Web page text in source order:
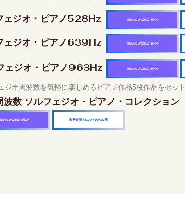
ェジオ・ピアノ528Hz RELAX WORLD SHOP
ェジオ・ピアノ639Hz RELAX WORLD SHOP
ェジオ・ピアノ963Hz RELAX WORLD SHOP
ジオ周波数を気軽に楽しめるピアノ作品5枚作品をセット
波数 ソルフェジオ・ピアノ・コレクション
WORLD SHOP 楽天市場 RELAX WORLD店